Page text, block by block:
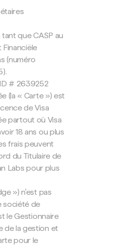
que CASP au
(numéro
ID # 2639252
(la « Carte ») est
de Visa
partout où Visa
18 ans ou plus
frais peuvent
du Titulaire de
Labs pour plus
») n'est pas
société de
le Gestionnaire
de la gestion et
pour le